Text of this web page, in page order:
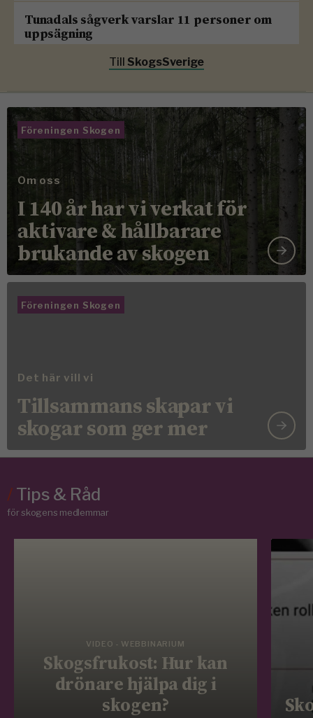
Tunadals sågverk varslar 11 personer om
uppsägning
Till SkogsSverige
Föreningen Skogen
Om oss
I 140 år har vi verkat för
aktivare & hållbarare
brukande av skogen
Föreningen Skogen
Det här vill vi
Tillsammans skapar vi
skogar som ger mer
/Tips & Råd
för skogens medlemmar
VIDEO - WEBBINARIUM
Skogsfrukost: Hur kan
drönare hjälpa dig i
skogen?